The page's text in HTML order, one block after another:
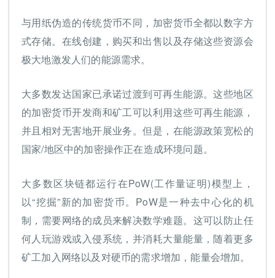
与用纸伪造的传统货币不同，加密货币全都以数字方
式存储。在线创建，购买和出售以及存储这些资源会
极大地激发人们的能源需求。
大多数发达国家已承诺过渡到可再生能源。这些地区
的加密货币开发商和矿工可以利用这些可再生能源，
并且相对无害地开展业务。但是，在能源政策宽松的
国家/地区中的加密操作正在造成环境问题。
大多数区块链都运行在PoW(工作量证明)模型上，
以“挖掘”新的加密货币。PoW是一种去中心化的机
制，需要网络的成员来解决数学难题。这可以防止任
何人玩游戏或入侵系统，并消耗大量能量，随着更多
矿工加入网络以及对硬币的需求增加，能量会增加。